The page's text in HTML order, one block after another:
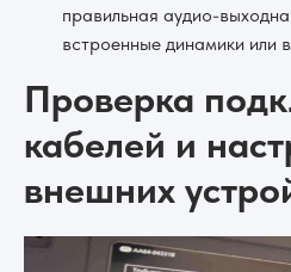
правильная аудио-
встроенные динамики или
Проверка
кабелей и
внешних